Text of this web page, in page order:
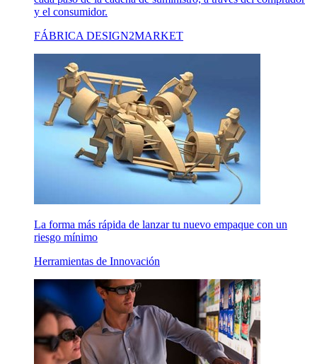
y el consumidor.
FÁBRICA DESIGN2MARKET
La forma más rápida de lanzar tu nuevo empaque con un
riesgo mínimo
Herramientas de Innovación